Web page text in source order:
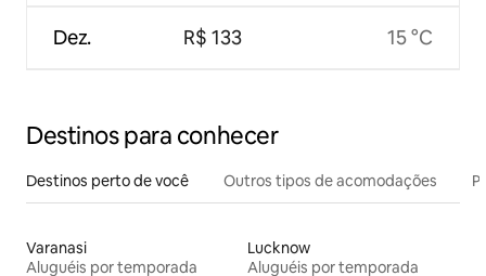
Dez. R$ 133 15 °C
Destinos para conhecer
Destinos perto de você Outros tipos de acomodações
Varanasi
Aluguéis por temporada
Lucknow
Aluguéis por temporada